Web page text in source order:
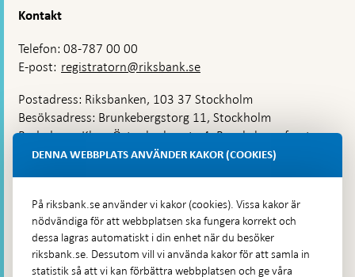
Kontakt
Telefon: 08-787 00 00
E-post: registratorn@riksbank.se
Postadress: Riksbanken, 103 37 Stockholm
Besöksadress: Brunkebergstorg 11, Stockholm
Budadress: Klara Östra kyrkogata 4, Brunkebergsfaret,
Lastplats 6
Hitta direkt
Frågor och svar-
DENNA WEBBPLATS ANVÄNDER KAKOR (COOKIES)
På riksbank.se använder vi kakor (cookies). Vissa kakor är
nödvändiga för att webbplatsen ska fungera korrekt och
dessa lagras automatiskt i din enhet när du besöker
riksbank.se. Dessutom vill vi använda kakor för att samla in
statistik så att vi kan förbättra webbplatsen och ge våra